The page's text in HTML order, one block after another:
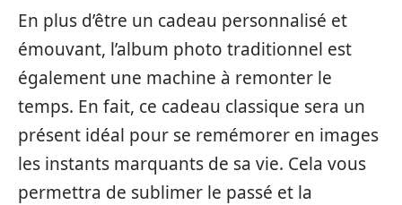
En plus d’être un cadeau personnalisé et
émouvant, l’album photo traditionnel est
également une machine à remonter le
temps. En fait, ce cadeau classique sera un
présent idéal pour se remémorer en images
les instants marquants de sa vie. Cela vous
permettra de sublimer le passé et la